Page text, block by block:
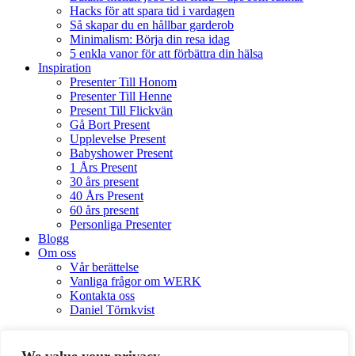
Hacks för att spara tid i vardagen
Så skapar du en hållbar garderob
Minimalism: Börja din resa idag
5 enkla vanor för att förbättra din hälsa
Inspiration
Presenter Till Honom
Presenter Till Henne
Present Till Flickvän
Gå Bort Present
Upplevelse Present
Babyshower Present
1 Års Present
30 års present
40 Års Present
60 års present
Personliga Presenter
Blogg
Om oss
Vår berättelse
Vanliga frågor om WERK
Kontakta oss
Daniel Törnkvist